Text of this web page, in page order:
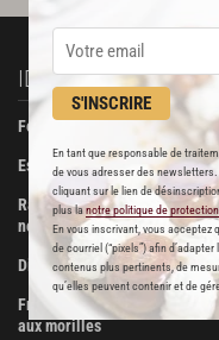
S'INSCRIRE
En tant que responsable de
de vous adresser des
cliquant sur le lien de
plus lanotre politique de
En vous inscrivant, vous acceptez
de courriel (“pixels”) afin
contenus plus pertinents, de
qu’elles peuvent contenir et de
IDÉES RECETTES
Foie gras de canard confit
Escalopes de foie gras
Ravioli de foie gras aux
noires
Dinde farcie aux fruits secs
Fricassée de volaille de Bresse
aux morilles